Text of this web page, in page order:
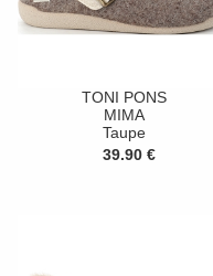
TONI PONS
MIMA
Taupe
39.90 €